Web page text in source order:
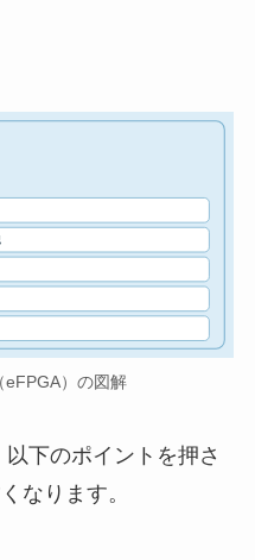
eFPGA）の図解
下のポイントを押さ
なります。